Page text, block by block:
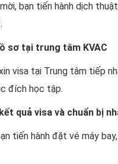
bạn tiến hành dịch
sơ tại trung tâm KVAC
visa tại Trung tâm tiếp
đích học tập.
quả visa và chuẩn bị
tiến hành đặt vé máy